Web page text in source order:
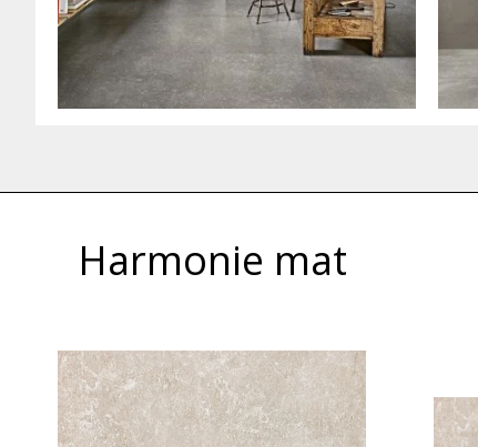
Harmonie mat